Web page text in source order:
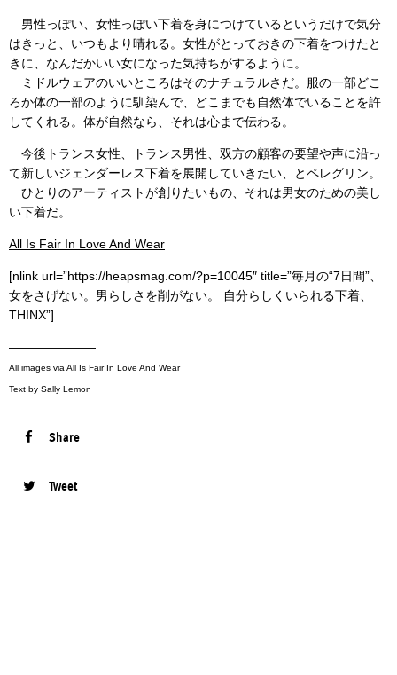
男性っぽい、女性っぽい下着を身につけているというだけで気分
はきっと、いつもより晴れる。女性がとっておきの下着をつけたと
きに、なんだかいい女になった気持ちがするように。
ミドルウェアのいいところはそのナチュラルさだ。服の一部どこ
ろか体の一部のように馴染んで、どこまでも自然体でいることを許
してくれる。体が自然なら、それは心まで伝わる。
今後トランス女性、トランス男性、双方の顧客の要望や声に沿っ
て新しいジェンダーレス下着を展開していきたい、とペレグリン。
ひとりのアーティストが創りたいもの、それは男女のための美し
い下着だ。
All Is Fair In Love And Wear
[nlink url=”https://heapsmag.com/?p=10045″ title=”毎月の“7日間”、
女をさげない。男らしさを削がない。 自分らしくいられる下着、
THINX”]
———————
All images via All Is Fair In Love And Wear
Text by Sally Lemon
Share
Tweet